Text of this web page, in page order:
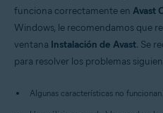
Sistemas operativos:
Microsoft Windows 8.1/Pro/Enterprise
funciona correctamente en Avast
Windows, le recomendamos que
ventana Instalación de Avast. Se
para resolver los problemas
Algunas características no funcionan.